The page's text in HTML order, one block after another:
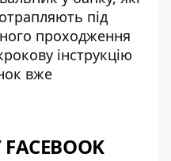
під
проходження
інструкцію
вже